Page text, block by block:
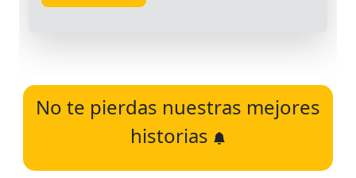
No te pierdas nuestras mejores
historias